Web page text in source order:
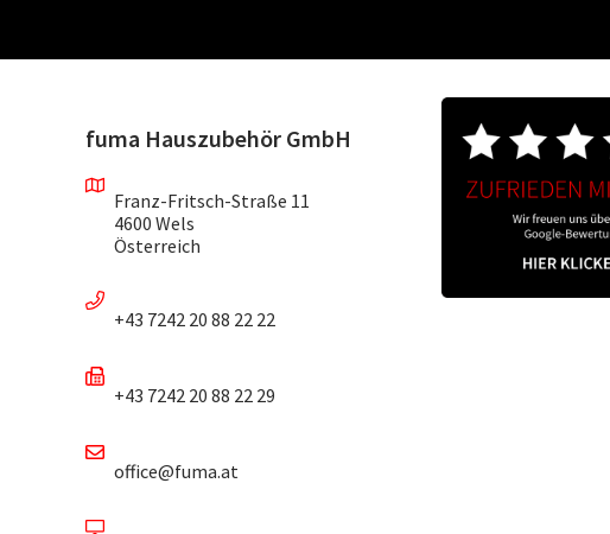
fuma Hauszubehör GmbH
Franz-Fritsch-Straße 11
4600 Wels
Österreich
+43 7242 20 88 22 22
+43 7242 20 88 22 29
office@fuma.at